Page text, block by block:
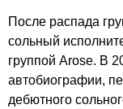
После распада
сольный
группой Arose. В
автобиографии,
дебютного